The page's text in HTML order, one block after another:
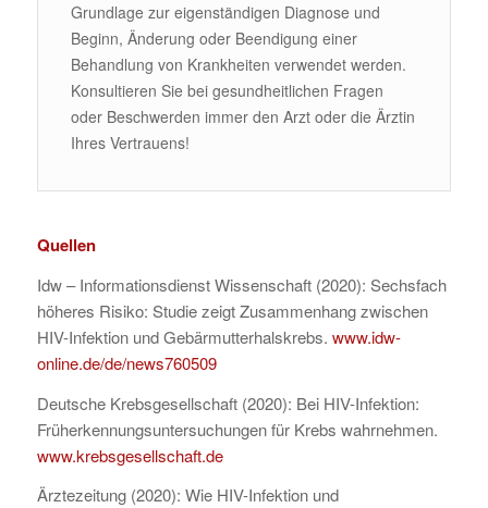
Grundlage zur eigenständigen Diagnose und
Beginn, Änderung oder Beendigung einer
Behandlung von Krankheiten verwendet werden.
Konsultieren Sie bei gesundheitlichen Fragen
oder Beschwerden immer den Arzt oder die Ärztin
Ihres Vertrauens!
Quellen
Idw – Informationsdienst Wissenschaft (2020): Sechsfach
höheres Risiko: Studie zeigt Zusammenhang zwischen
HIV-Infektion und Gebärmutterhalskrebs. www.idw-
online.de/de/news760509
Deutsche Krebsgesellschaft (2020): Bei HIV-Infektion:
Früherkennungsuntersuchungen für Krebs wahrnehmen.
www.krebsgesellschaft.de
Ärztezeitung (2020): Wie HIV-Infektion und